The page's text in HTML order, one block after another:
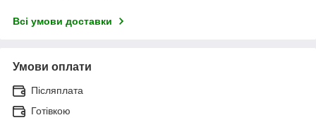
Всі умови доставки
Умови оплати
Післяплата
Готівкою